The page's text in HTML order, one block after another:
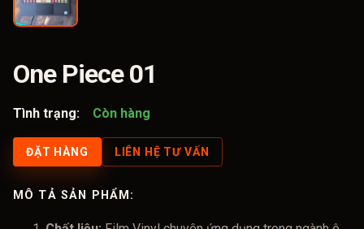
One Piece 01
Tình trạng: Còn hàng
ĐẶT HÀNG LIÊN HỆ TƯ VẤN
MÔ TẢ SẢN PHẨM: